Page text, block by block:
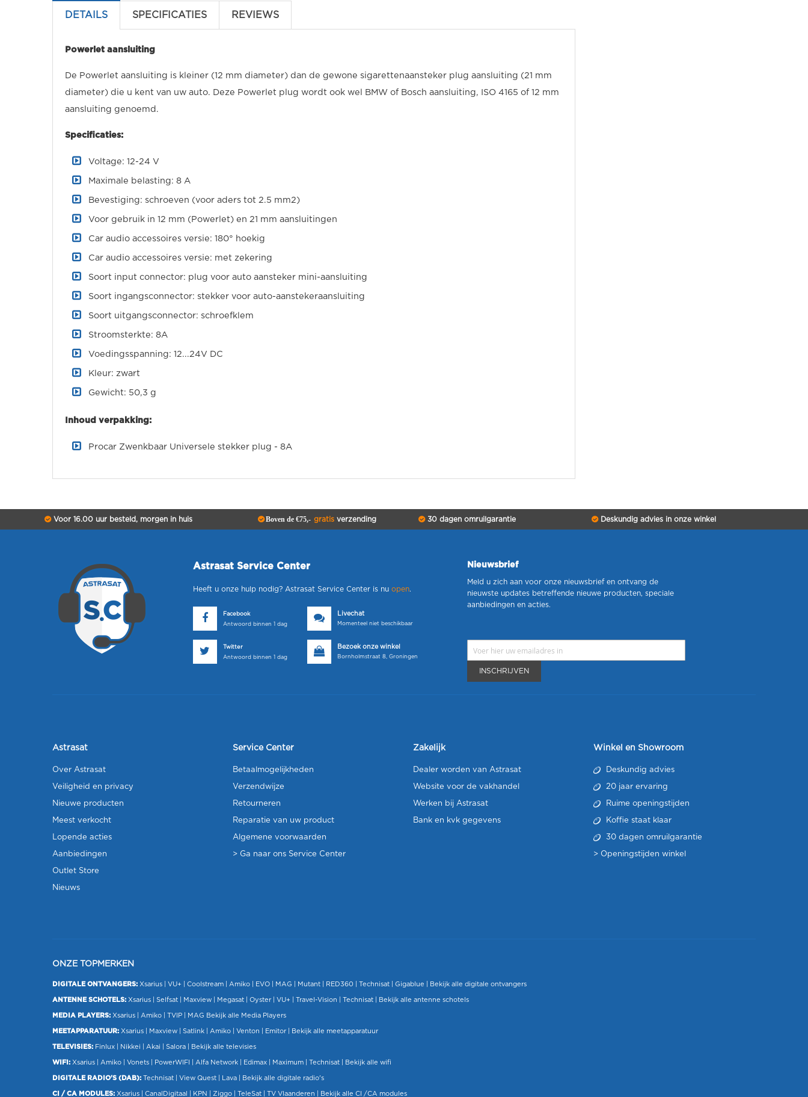
DETAILS SPECIFICATIES REVIEWS
Powerlet aansluiting
De Powerlet aansluiting is kleiner (12 mm diameter) dan de gewone sigarettenaansteker plug aansluiting (21 mm
diameter) die u kent van uw auto. Deze Powerlet plug wordt ook wel BMW of Bosch aansluiting, ISO 4165 of 12 mm
aansluiting genoemd.
Specificaties:
Voltage: 12-24 V
Maximale belasting: 8 A
Bevestiging: schroeven (voor aders tot 2.5 mm2)
Voor gebruik in 12 mm (Powerlet) en 21 mm aansluitingen
Car audio accessoires versie: 180° hoekig
Car audio accessoires versie: met zekering
Soort input connector: plug voor auto aansteker mini-aansluiting
Soort ingangsconnector: stekker voor auto-aanstekeraansluiting
Soort uitgangsconnector: schroefklem
Stroomsterkte: 8A
Voedingsspanning: 12...24V DC
Kleur: zwart
Gewicht: 50,3 g
Inhoud verpakking:
Procar Zwenkbaar Universele stekker plug - 8A
Voor 16.00 uur besteld, morgen in huis Boven de €75,- gratisverzending 30 dagen omruilgarantie Deskundig advies in onze winkel
Astrasat Service Center
Heeft u onze hulp nodig? Astrasat Service Center is nu open.
Facebook
Antwoord binnen 1 dag
Livechat
Momenteel niet beschikbaar
Twitter
Antwoord binnen 1 dag
Bezoek onze winkel
Bornholmstraat 8, Groningen
Nieuwsbrief
Meld u zich aan voor onze nieuwsbrief en ontvang de
nieuwste updates betreffende nieuwe producten, speciale
aanbiedingen en acties.
INSCHRIJVEN
Astrasat
Over Astrasat
Veiligheid en privacy
Nieuwe producten
Meest verkocht
Lopende acties
Aanbiedingen
Outlet Store
Nieuws
Service Center
Betaalmogelijkheden
Verzendwijze
Retourneren
Reparatie van uw product
Algemene voorwaarden
> Ga naar ons Service Center
Zakelijk
Dealer worden van Astrasat
Website voor de vakhandel
Werken bij Astrasat
Bank en kvk gegevens
Winkel en Showroom
Deskundig advies
20 jaar ervaring
Ruime openingstijden
Koffie staat klaar
30 dagen omruilgarantie
> Openingstijden winkel
ONZE TOPMERKEN
DIGITALE ONTVANGERS: Xsarius VU+ | Coolstream | Amiko EVO MAG Mutant | RED360 | Technisat Gigablue Bekijk alle digitale ontvangers
ANTENNE SCHOTELS: Xsarius Selfsat Maxview Megasat | Oyster | VU+ Travel-Vision Technisat Bekijk alle antenne schotels
MEDIA PLAYERS: Xsarius Amiko TVIP MAG Bekijk alle Media Players
MEETAPPARATUUR: Xsarius Maxview Satlink Amiko Venton Emitor Bekijk alle meetapparatuur
TELEVISIES: Finlux | Nikkei | Akai Salora Bekijk alle televisies
WIFI: Xsarius Amiko Vonets PowerWIFI Alfa Network Edimax | Maximum | Technisat Bekijk alle wifi
DIGITALE RADIO'S (DAB): Technisat View Quest Lava Bekijk alle digitale radio's
CI / CA MODULES: Xsarius CanalDigitaal KPN Ziggo TeleSat TV Vlaanderen Bekijk alle CI /CA modules